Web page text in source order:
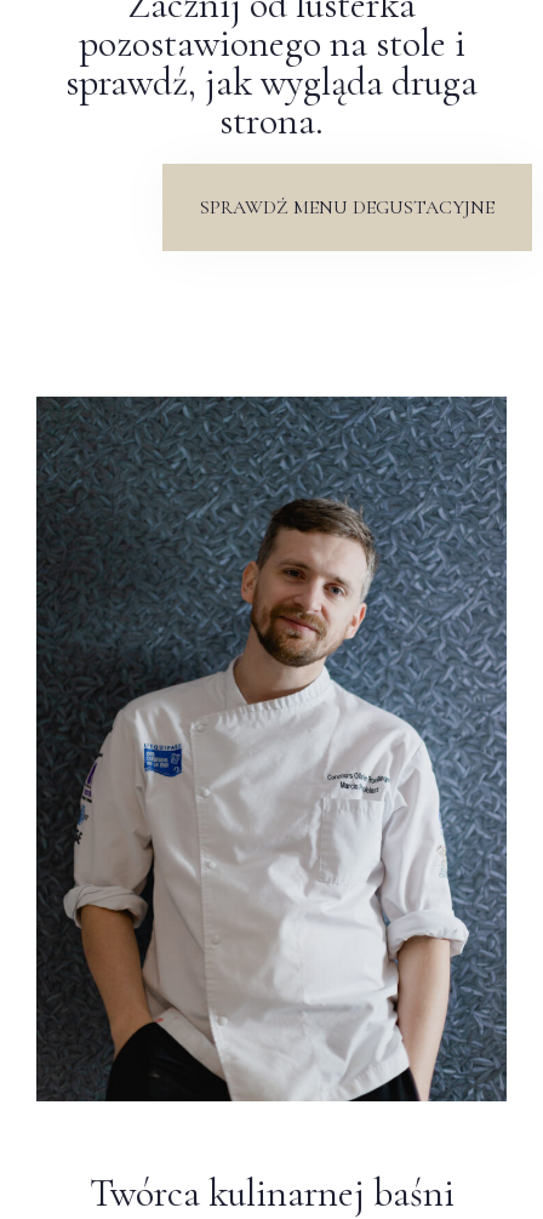
pozostawionego na stole i
sprawdź, jak wygląda druga
strona.
SPRAWDŹ MENU DEGUSTACYJNE
Twórca kulinarnej baśni